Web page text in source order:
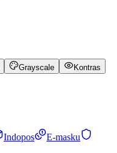
Grayscale Kontras
Indopos
E-masku